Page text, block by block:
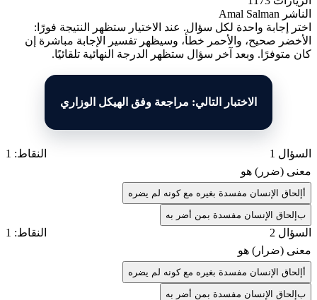
الناشر Amal Salman
اختر إجابة واحدة لكل سؤال. عند الاختيار ستظهر النتيجة فورًا:
الأخضر صحيح، والأحمر خطأ، وسيظهر تفسير الإجابة مباشرة إن
كان متوفرًا. وبعد آخر سؤال ستظهر الدرجة النهائية تلقائيًا.
الاختبار التالي: مراجعة وفق الهيكل الوزاري
السؤال 1
النقاط: 1
معنى (ضرر) هو
إلحاق الإنسان مفسدة بغيره مع كونه لم يضره
بإلحاق الإنسان مفسدة بمن أضر به
السؤال 2
النقاط: 1
معنى (ضرار) هو
إلحاق الإنسان مفسدة بغيره مع كونه لم يضره
بإلحاق الإنسان مفسدة بمن أضر به